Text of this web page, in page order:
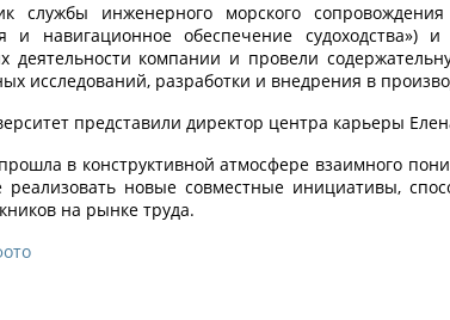
службы инженерного морского
и навигационное обеспечение
деятельности компании и провели
исследований, разработки и внедрения в
представили директор центра карьеры
в конструктивной атмосфере взаимного
новые совместные инициативы,
на рынке труда.